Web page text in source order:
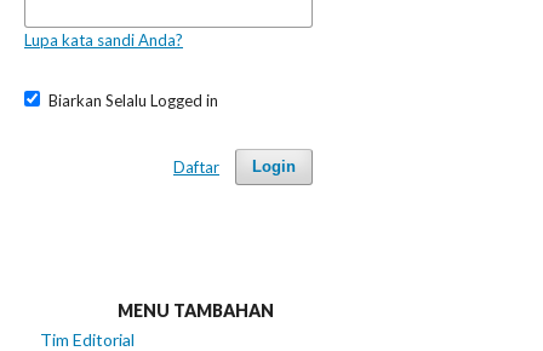
Lupa kata sandi Anda?
Biarkan Selalu Logged in
Login
Daftar
MENU TAMBAHAN
Tim Editorial